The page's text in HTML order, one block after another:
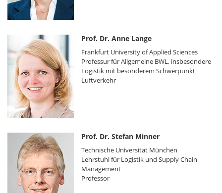
Prof. Dr. Anne Lange
Frankfurt University of Applied Sciences
Professur für Allgemeine BWL, insbesondere
Logistik mit besonderem Schwerpunkt
Luftverkehr
Prof. Dr. Stefan Minner
Technische Universität München
Lehrstuhl für Logistik und Supply Chain
Management
Professor